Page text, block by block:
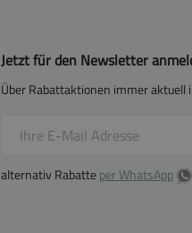
Jetzt für den Newsletter
Über Rabattaktionen immer
alternativ Rabatteper WhatsApp